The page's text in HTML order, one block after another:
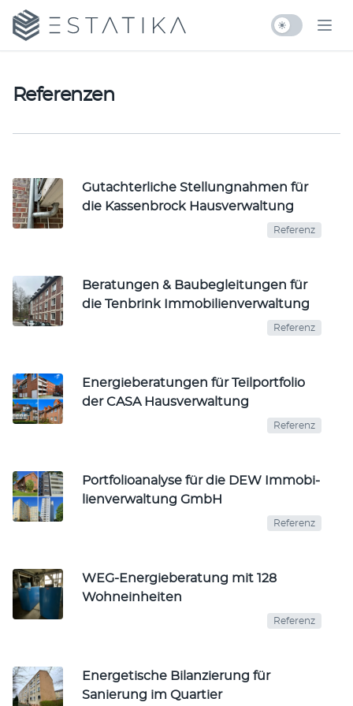
Zum Inhalt springen
doktor-handwerk.de by ESTATIKA
Referenzen
Gut­acht­er­liche Stell­ung­nah­men für
die Kassen­brock Hausverwaltung
Referenz
Beratungen & Bau­be­gleit­ungen für
die Tenbrink Immobilienverwaltung
Referenz
Energie­be­rat­un­gen für Teil­port­folio
der CASA Hausverwaltung
Referenz
Portfolioanalyse für die DEW Immo­bi­
lien­ver­wal­tung GmbH
Referenz
WEG-Energieberatung mit 128
Wohneinheiten
Referenz
Energetische Bilanzierung für
Sanierung im Quartier